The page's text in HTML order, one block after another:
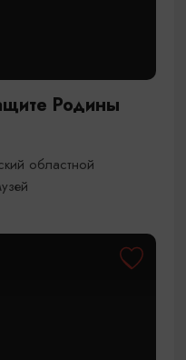
Родины
областной